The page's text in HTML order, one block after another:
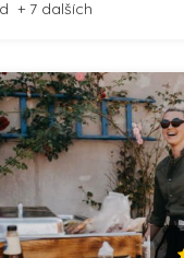
+ 7 dalších